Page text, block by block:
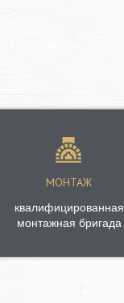
МОНТАЖ
квалифицированная
монтажная бригада